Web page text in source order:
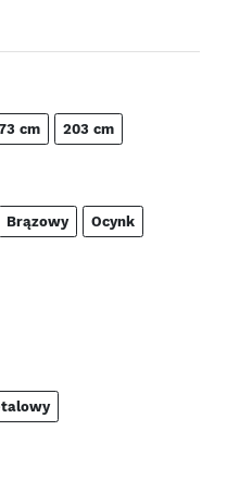
cm 203 cm
Brązowy Ocynk